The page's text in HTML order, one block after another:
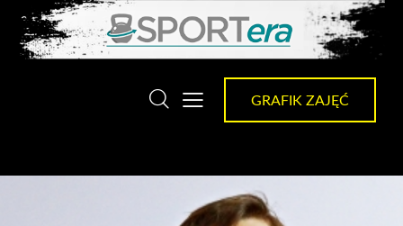
GRAFIK ZAJĘĆ